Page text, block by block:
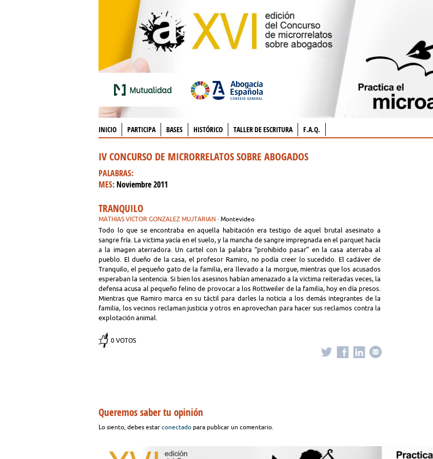
INICIO PARTICIPA BASES HISTÓRICO TALLER DE ESCRITURA F.A.Q.
IV CONCURSO DE MICRORRELATOS SOBRE ABOGADOS
PALABRAS:
MES: Noviembre 2011
TRANQUILO
MATHIAS VICTOR GONZALEZ MUJTARIAN · Montevideo
Todo lo que se encontraba en aquella habitación era testigo de aquel brutal asesinato a
sangre fría. La victima yacía en el suelo, y la mancha de sangre impregnada en el parquet hacía
a la imagen aterradora. Un cartel con la palabra “prohibido pasar” en la casa aterraba al
pueblo. El dueño de la casa, el profesor Ramiro, no podía creer lo sucedido. El cadáver de
Tranquilo, el pequeño gato de la familia, era llevado a la morgue, mientras que los acusados
esperaban la sentencia. Si bien los asesinos habían amenazado a la victima reiteradas veces, la
defensa acusa al pequeño felino de provocar a los Rottweiler de la familia, hoy en día presos.
Mientras que Ramiro marca en su táctil para darles la noticia a los demás integrantes de la
familia, los vecinos reclaman justicia y otros en aprovechan para hacer sus reclamos contra la
explotación animal.
0 VOTOS
Queremos saber tu opinión
Lo siento, debes estar conectado para publicar un comentario.